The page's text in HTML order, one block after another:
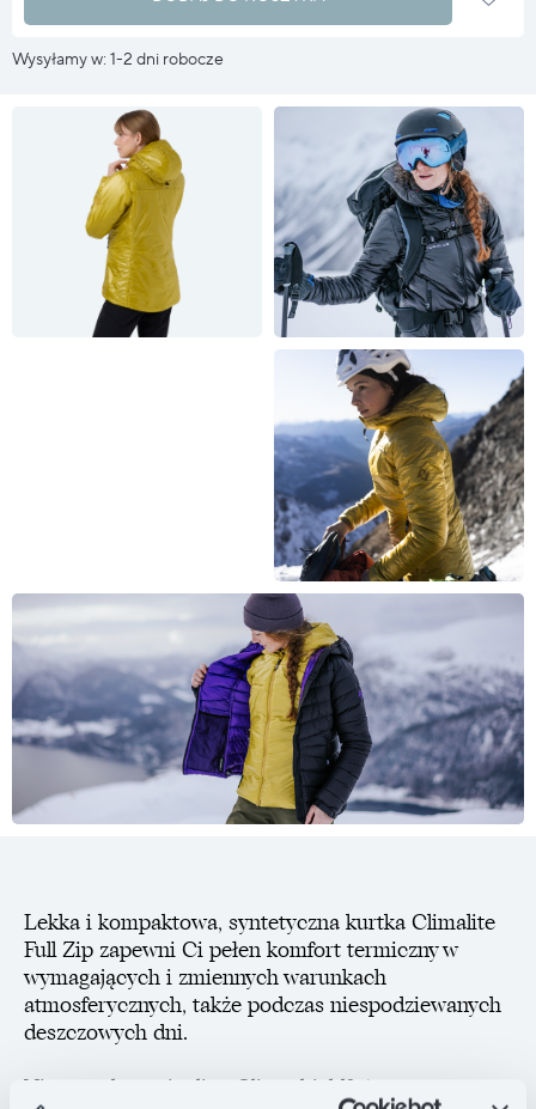
Wysyłamy w: 1-2 dni robocze
Lekka i kompaktowa, syntetyczna kurtka Climalite
Full Zip zapewni Ci pełen komfort termiczny w
wymagających i zmiennych warunkach
atmosferycznych, także podczas niespodziewanych
deszczowych dni.
Niezawodna ocieplina Climashield® Apex o